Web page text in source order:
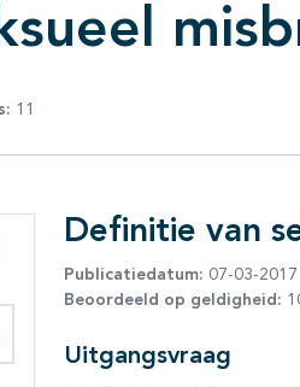
11
binnen deze richtlijn
Definitie van
Publicatiedatum: 07-03-2017
Beoordeeld op geldigheid:
Uitgangsvraag